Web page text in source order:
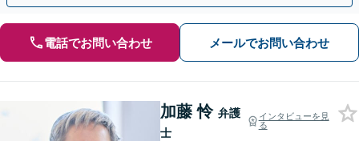
電話でお問い合わせ メールでお問い合わせ
加藤 怜 弁護
士
インタビューを見
る